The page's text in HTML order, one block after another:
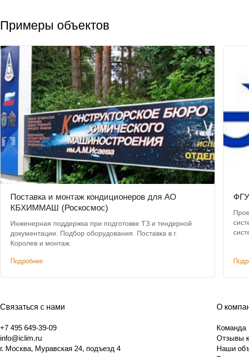
Примеры объектов
Поставка и монтаж кондиционеров для АО
КБХИММАШ (Роскосмос)
Инженерная поддержка при подготовке ТЗ и тендерной
документации. Подбор оборудования. Поставка в г.
Королев и монтаж.
Подробнее
Связаться с нами
+7 495 649-39-09
info@iclim.ru
г. Москва, Муравская 24, подъезд 4
О
Команда
Отзывы
Наши